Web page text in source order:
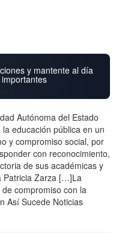
y mantente al día
Autónoma del Estado
educación pública en un
y compromiso social, por
con reconocimiento,
de sus académicas y
Patricia Zarza […]La
compromiso con la
Así Sucede Noticias